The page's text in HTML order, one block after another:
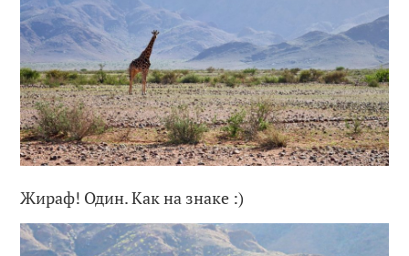
Жираф! Один. Как на знаке :)